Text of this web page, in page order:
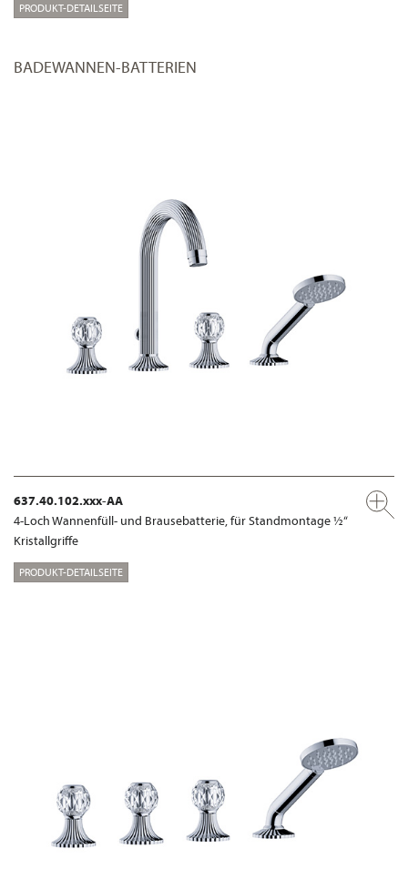
PRODUKT-DETAILSEITE
BADEWANNEN-BATTERIEN
637.40.102.xxx-AA
4-Loch Wannenfüll- und Brausebatterie, für Standmontage ½“
Kristallgriffe
PRODUKT-DETAILSEITE